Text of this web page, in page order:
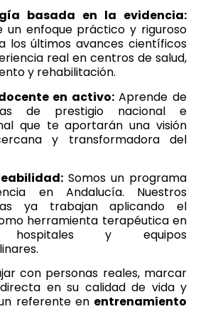
basada en la evidencia:
un enfoque práctico y riguroso
los últimos avances científicos
real en centros de salud,
y rehabilitación.
en activo:Aprende de
de prestigio nacional e
que te aportarán una visión
y transformadora del
Somos un programa
en Andalucía. Nuestros
ya trabajan aplicando el
herramienta terapéutica en
hospitales y equipos
con personas reales, marcar
en su calidad de vida y
referente en entrenamiento